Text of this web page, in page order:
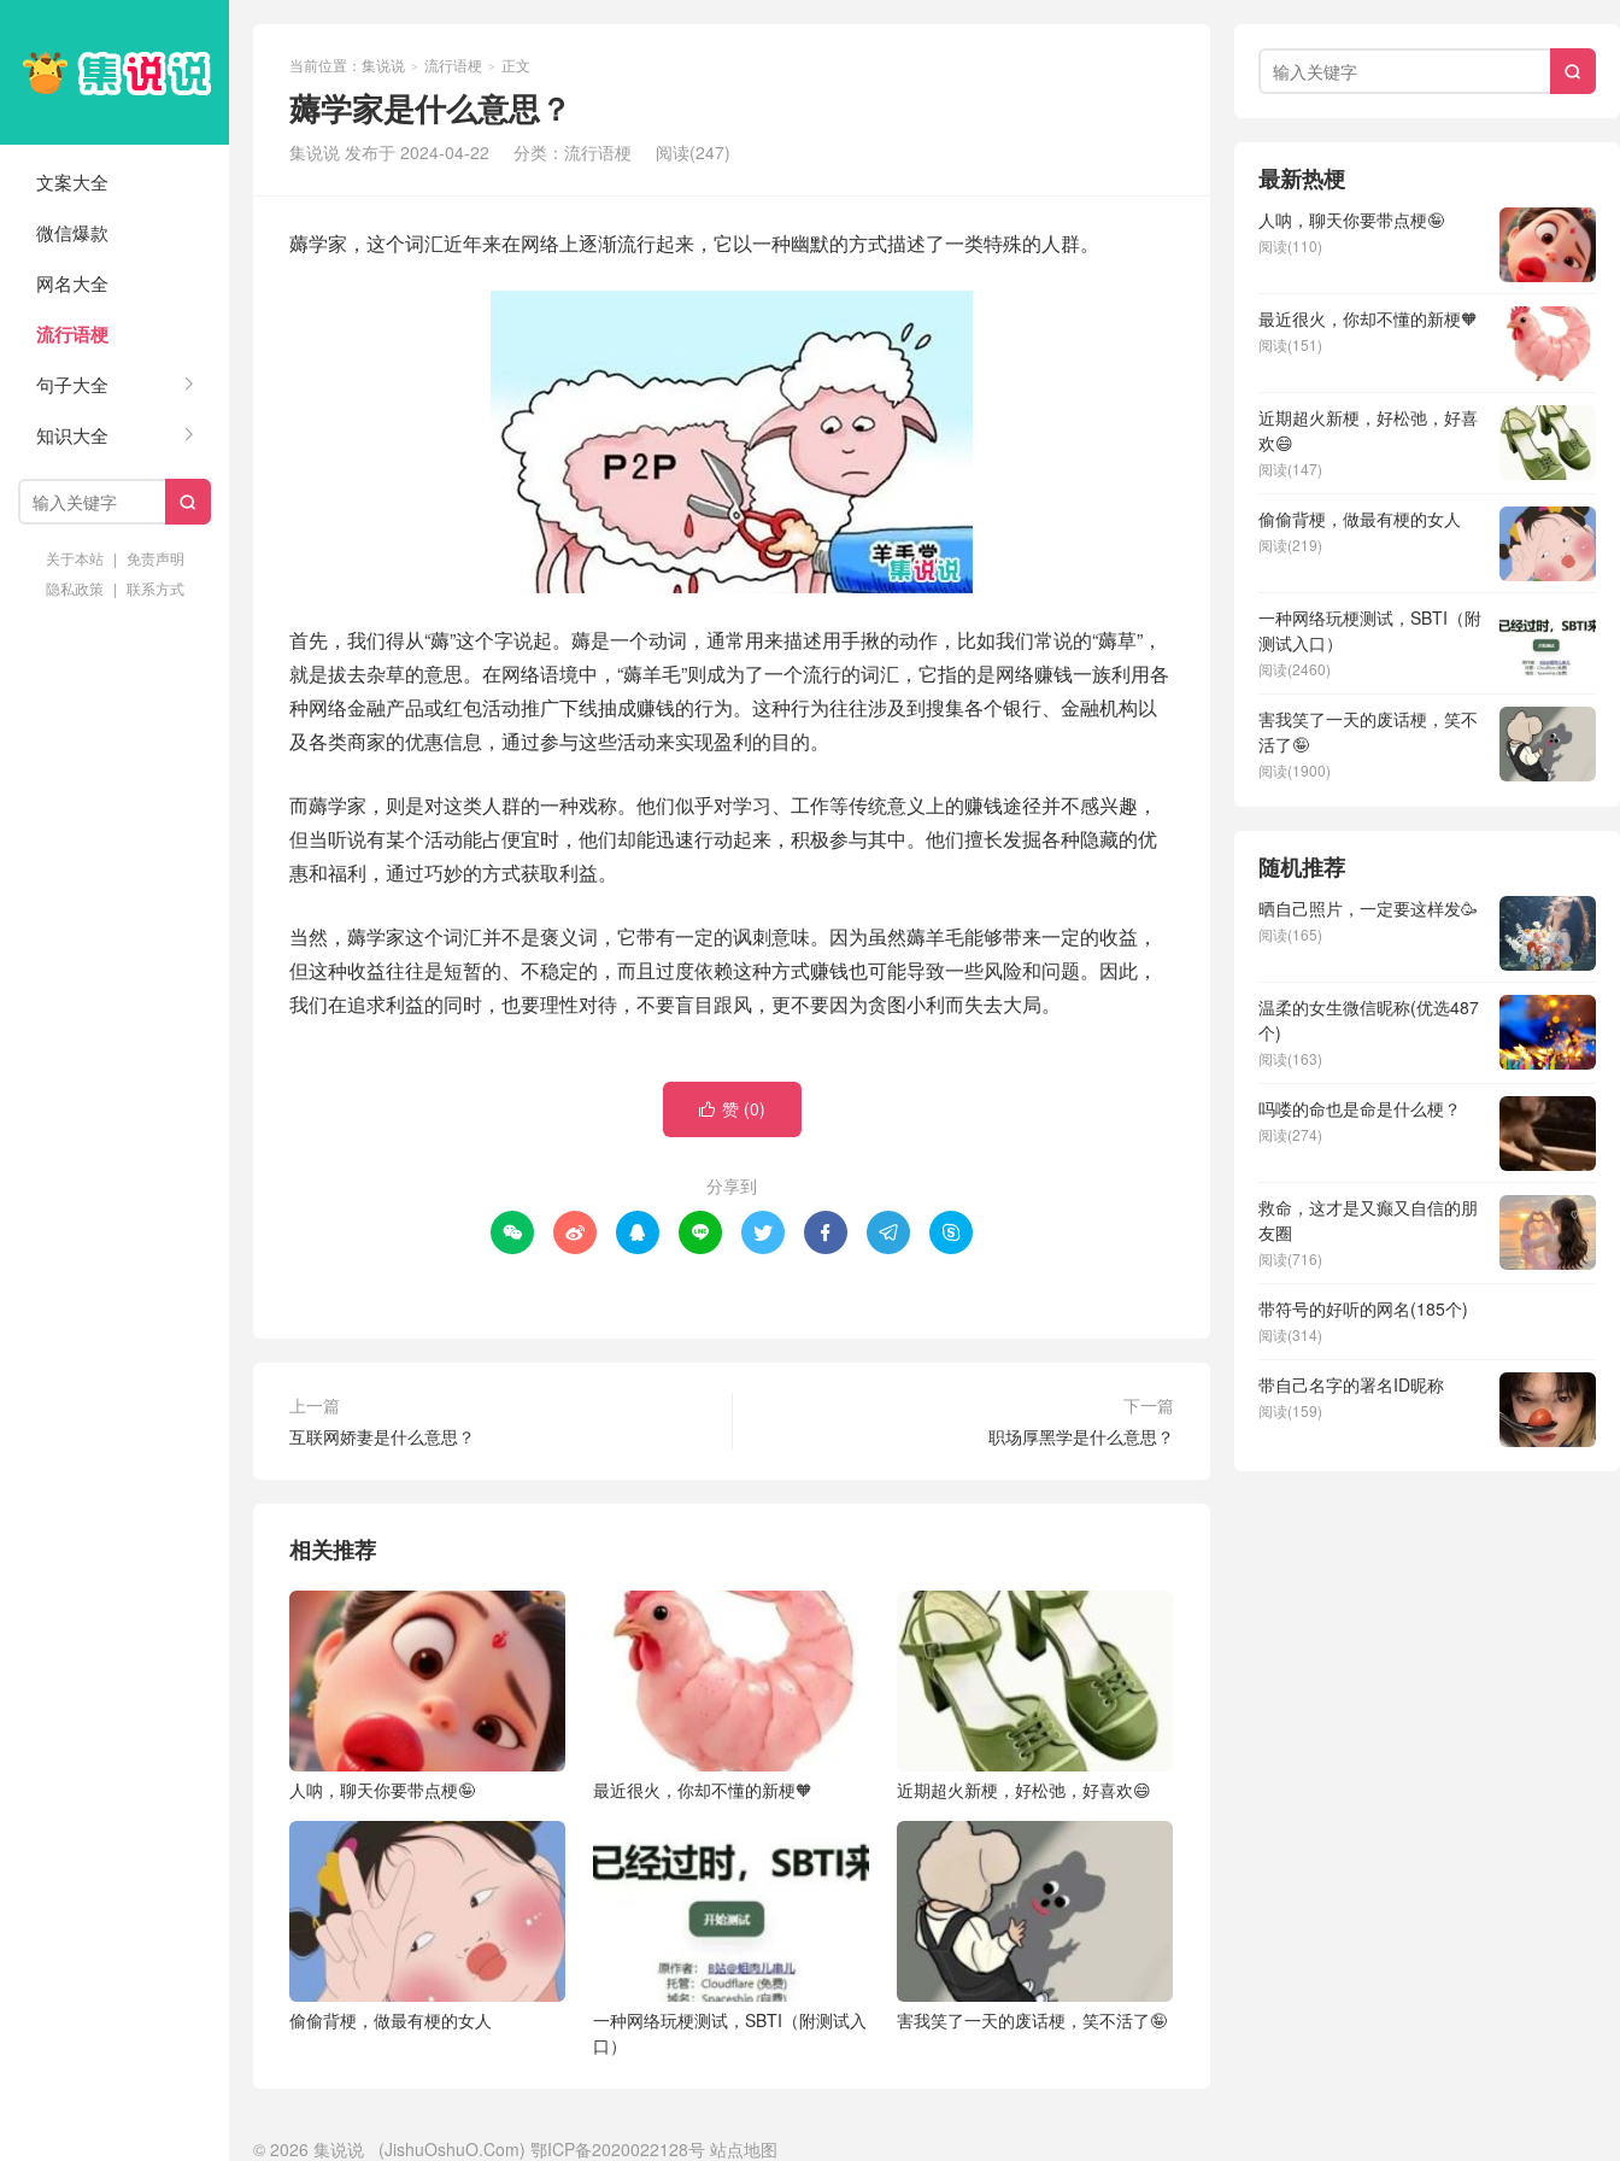
文案大全
微信爆款
网名大全
流行语梗
句子大全
知识大全

关于本站 | 免责声明
隐私政策 | 联系方式
当前位置： 集说说 > 流行语梗 > 正文
薅学家是什么意思？
集说说 发布于 2024-04-22 分类： 流行语梗 阅读(247)
薅学家，这个词汇近年来在网络上逐渐流行起来，它以一种幽默的方式描述了一类特殊的人群。
首先，我们得从“薅”这个字说起。薅是一个动词，通常用来描述用手揪的动作，比如我们常说的“薅草”，
就是拔去杂草的意思。在网络语境中，“薅羊毛”则成为了一个流行的词汇，它指的是网络赚钱一族利用各
种网络金融产品或红包活动推广下线抽成赚钱的行为。这种行为往往涉及到搜集各个银行、金融机构以
及各类商家的优惠信息，通过参与这些活动来实现盈利的目的。
而薅学家，则是对这类人群的一种戏称。他们似乎对学习、工作等传统意义上的赚钱途径并不感兴趣，
但当听说有某个活动能占便宜时，他们却能迅速行动起来，积极参与其中。他们擅长发掘各种隐藏的优
惠和福利，通过巧妙的方式获取利益。
当然，薅学家这个词汇并不是褒义词，它带有一定的讽刺意味。因为虽然薅羊毛能够带来一定的收益，
但这种收益往往是短暂的、不稳定的，而且过度依赖这种方式赚钱也可能导致一些风险和问题。因此，
我们在追求利益的同时，也要理性对待，不要盲目跟风，更不要因为贪图小利而失去大局。
 赞 (0)
分享到
       
上一篇
互联网娇妻是什么意思？
下一篇
职场厚黑学是什么意思？
相关推荐
人呐，聊天你要带点梗🤪 最近很火，你却不懂的新梗🧡 近期超火新梗，好松弛，好喜欢😄
偷偷背梗，做最有梗的女人
一种网络玩梗测试，SBTI（附测试入
口）
害我笑了一天的废话梗，笑不活了🤪

最新热梗
人呐，聊天你要带点梗🤪
阅读(110)
最近很火，你却不懂的新梗🧡
阅读(151)
近期超火新梗，好松弛，好喜
欢😄
阅读(147)
偷偷背梗，做最有梗的女人
阅读(219)
一种网络玩梗测试，SBTI（附
测试入口）
阅读(2460)
害我笑了一天的废话梗，笑不
活了🤪
阅读(1900)
随机推荐
晒自己照片，一定要这样发🥳
阅读(165)
温柔的女生微信昵称(优选487
个)
阅读(163)
吗喽的命也是命是什么梗？
阅读(274)
救命，这才是又癫又自信的朋
友圈
阅读(716)
带符号的好听的网名(185个)
阅读(314)
带自己名字的署名ID昵称
阅读(159)
© 2026 集说说 (JishuOshuO.Com) 鄂ICP备2020022128号 站点地图